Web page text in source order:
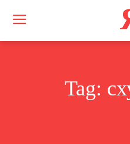
Tag: